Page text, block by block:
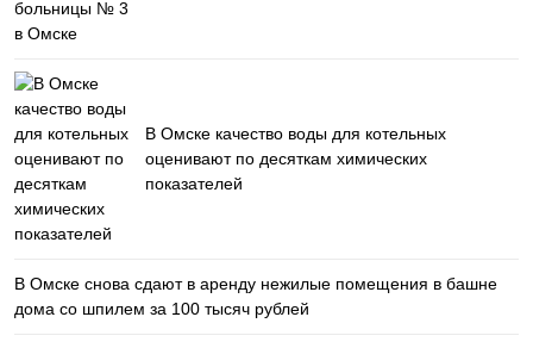
В Омске качество воды для котельных
оценивают по десяткам химических
показателей
В Омске снова сдают в аренду нежилые помещения в башне
дома со шпилем за 100 тысяч рублей